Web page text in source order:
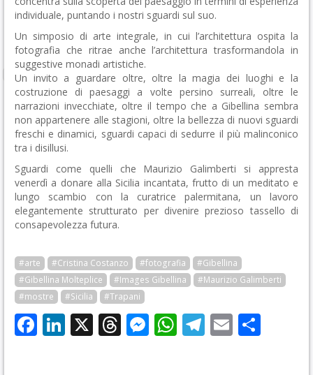
individuale, puntando i nostri sguardi sul suo.
Un simposio di arte integrale, in cui l’architettura ospita la
fotografia che ritrae anche l’architettura trasformandola in
suggestive monadi artistiche.
Un invito a guardare oltre, oltre la magia dei luoghi e la
costruzione di paesaggi a volte persino surreali, oltre le
narrazioni invecchiate, oltre il tempo che a Gibellina sembra
non appartenere alle stagioni, oltre la bellezza di nuovi sguardi
freschi e dinamici, sguardi capaci di sedurre il più malinconico
tra i disillusi.
Sguardi come quelli che Maurizio Galimberti si appresta
venerdì a donare alla Sicilia incantata, frutto di un meditato e
lungo scambio con la curatrice palermitana, un lavoro
elegantemente strutturato per divenire prezioso tassello di
consapevolezza futura.
#arte #Cristina Costanzo #fotografia
#Gibellina
#Gibellina Molteplice
#Images Gibellina
#Maurizio Galimberti
#mostre
#Sicilia #Trapani
Facebook
LinkedIn
X Threads
Messenger
WhatsApp
Telegram
Email